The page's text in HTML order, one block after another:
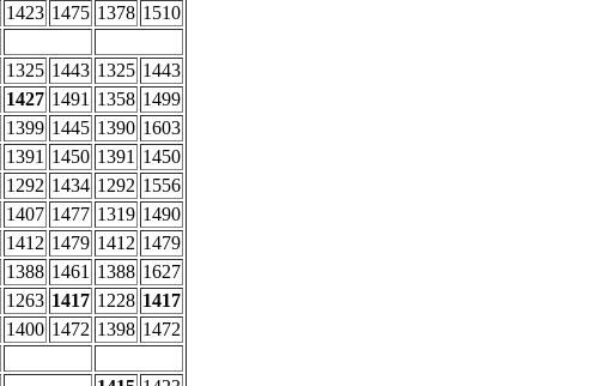
1423 1475 1378 1510
1325 1443 1325 1443
1427 1491 1358 1499
1399 1445 1390 1603
1391 1450 1391 1450
1292 1434 1292 1556
1407 1477 1319 1490
1412 1479 1412 1479
1388 1461 1388 1627
1263 1417 1228 1417
1400 1472 1398 1472